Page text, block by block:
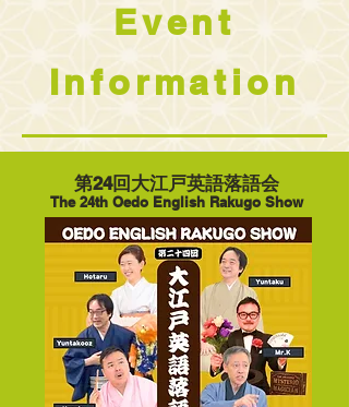
Event
Information
The 24th Oedo English Rakugo Show
第24回大江戸英語落語会